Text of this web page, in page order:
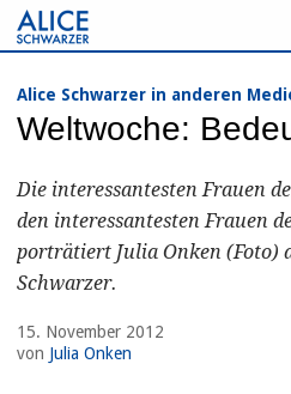
Zum
Inhalt
springen
Alice Schwarzer in anderen
Weltwoche:
Die interessantesten Frauen
den interessantesten Frauen
porträtiert Julia Onken (Foto)
Schwarzer.
15. November 2012
von Julia Onken